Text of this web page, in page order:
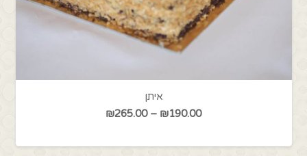
דורג
5.00מתוך 5
מחירים: